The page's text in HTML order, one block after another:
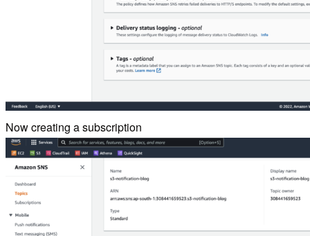
Now creating a subscription